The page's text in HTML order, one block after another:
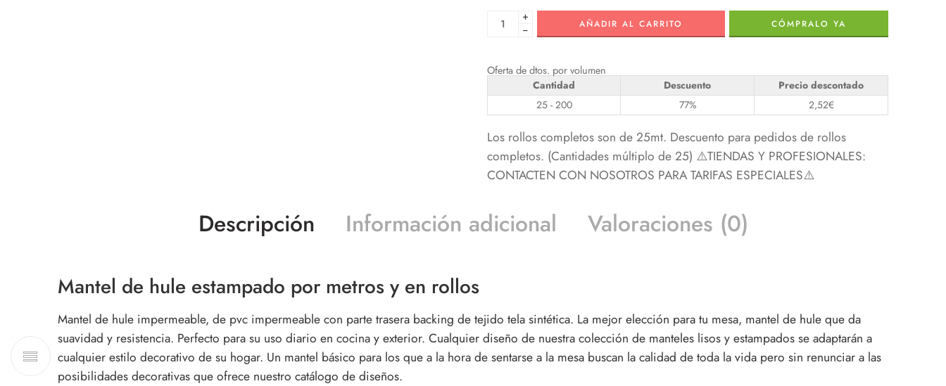
+
−
AÑADIR AL CARRITO CÓMPRALO YA
Oferta de dtos. por volumen
Cantidad Descuento
Precio descontado
25 - 200
77% 2,52€
Los rollos completos son de 25mt. Descuento para pedidos de rollos
completos. (Cantidades múltiplo de 25) ⚠️TIENDAS Y PROFESIONALES:
CONTACTEN CON NOSOTROS PARA TARIFAS ESPECIALES⚠️
Descripción Información adicional Valoraciones (0)
Mantel de hule estampado por metros y en rollos
Mantel de hule impermeable, de pvc impermeable con parte trasera backing de tejido tela sintética. La mejor elección para tu mesa, mantel de hule que da
suavidad y resistencia. Perfecto para su uso diario en cocina y exterior. Cualquier diseño de nuestra colección de manteles lisos y estampados se adaptarán a
cualquier estilo decorativo de su hogar. Un mantel básico para los que a la hora de sentarse a la mesa buscan la calidad de toda la vida pero sin renunciar a las
posibilidades decorativas que ofrece nuestro catálogo de diseños.